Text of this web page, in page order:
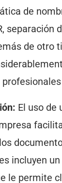
de
separación
de otro
El uso de
incluyen
le permite